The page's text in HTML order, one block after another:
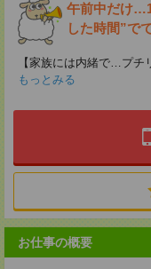
午前中だけ
した時間”で
【家族には内緒で…プ
もっとみる
お仕事の概要